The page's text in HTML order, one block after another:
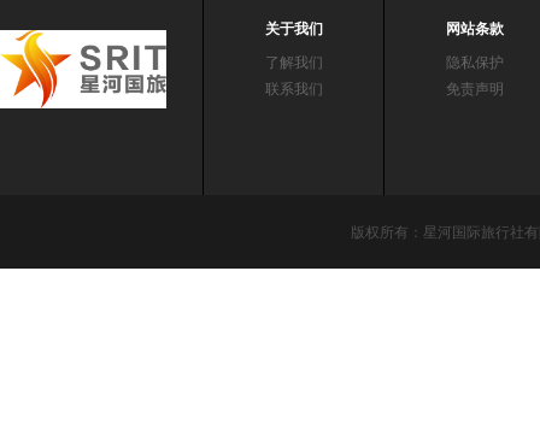
关于我们
了解我们
联系我们
网站条款
隐私保护
免责声明
版权所有：星河国际旅行社